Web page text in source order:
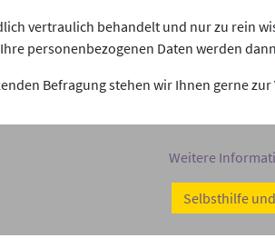
vertraulich behandelt und nur zu rein
personenbezogenen Daten werden
Befragung stehen wir Ihnen gerne zur
Weitere
Selbsthilfe